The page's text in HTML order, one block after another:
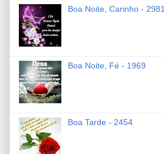
Boa Noite, Carinho - 2981
Boa Noite, Fé - 1969
Boa Tarde - 2454